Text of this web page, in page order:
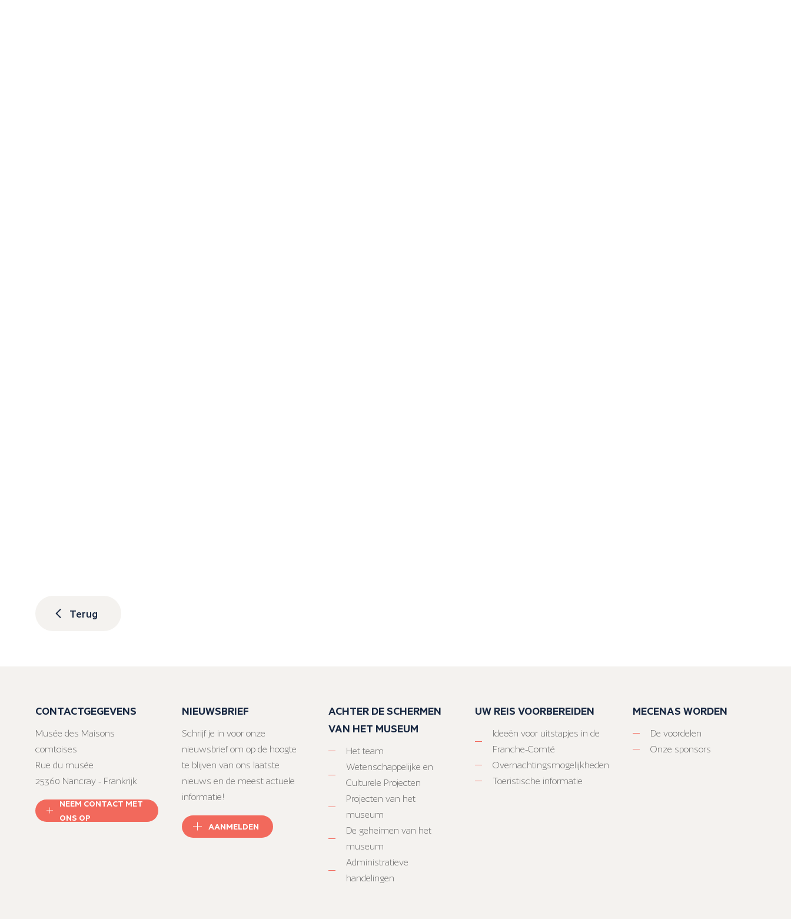
Terug
CONTACTGEGEVENS
Musée des Maisons
comtoises
Rue du musée
25360 Nancray - Frankrijk
NEEM CONTACT MET
ONS OP
NIEUWSBRIEF
Schrijf je in voor onze
nieuwsbrief om op de hoogte
te blijven van ons laatste
nieuws en de meest actuele
informatie!
AANMELDEN
ACHTER DE SCHERMEN
VAN HET MUSEUM
Het team
Wetenschappelijke en
Culturele Projecten
Projecten van het
museum
De geheimen van het
museum
Administratieve
handelingen
UW REIS VOORBEREIDEN
Ideeën voor uitstapjes in de
Franche-Comté
Overnachtingsmogelijkheden
Toeristische informatie
MECENAS WORDEN
De voordelen
Onze sponsors